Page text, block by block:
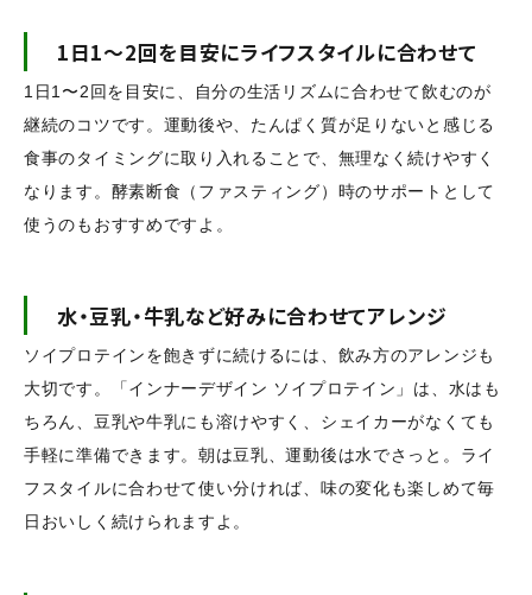
1日1〜2回を目安にライフスタイルに合わせて
1日1〜2回を目安に、自分の生活リズムに合わせて飲むのが
継続のコツです。運動後や、たんぱく質が足りないと感じる
食事のタイミングに取り入れることで、無理なく続けやすく
なります。酵素断食（ファスティング）時のサポートとして
使うのもおすすめですよ。
水・豆乳・牛乳など好みに合わせてアレンジ
ソイプロテインを飽きずに続けるには、飲み方のアレンジも
大切です。「インナーデザイン ソイプロテイン」は、水はも
ちろん、豆乳や牛乳にも溶けやすく、シェイカーがなくても
手軽に準備できます。朝は豆乳、運動後は水でさっと。ライ
フスタイルに合わせて使い分ければ、味の変化も楽しめて毎
日おいしく続けられますよ。